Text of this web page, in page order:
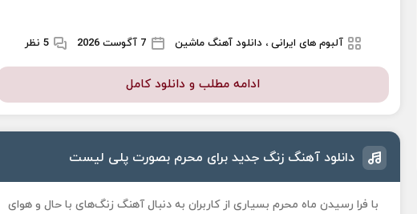
آلبوم های ایرانی ، دانلود آهنگ ماشین 7 آگوست 2026 5 نظر
ادامه مطلب و دانلود کامل
دانلود آهنگ زنگ جدید برای محرم بصورت پلی لیست
با فرا رسیدن ماه محرم بسیاری از کاربران به دنبال آهنگ زنگ‌های با حال‌ و هوای